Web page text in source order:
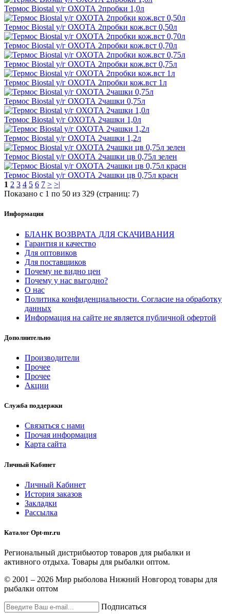
Термос Biostal у/г ОХОТА 2пробки 1,0л
Термос Biostal у/г ОХОТА 2пробки кож.вст 0,50л
Термос Biostal у/г ОХОТА 2пробки кож.вст 0,70л
Термос Biostal у/г ОХОТА 2пробки кож.вст 0,75л
Термос Biostal у/г ОХОТА 2пробки кож.вст 1л
Термос Biostal у/г ОХОТА 2чашки 0,75л
Термос Biostal у/г ОХОТА 2чашки 1,0л
Термос Biostal у/г ОХОТА 2чашки 1,2л
Термос Biostal у/г ОХОТА 2чашки цв 0,75л зелен
Термос Biostal у/г ОХОТА 2чашки цв 0,75л красн
1 2 3 4 5 6 7 > >|
Показано с 1 по 50 из 329 (страниц: 7)
Информация
БЛАНК ВОЗВРАТА ДЛЯ СКАЧИВАНИЯ
Гарантия и качество
Для оптовиков
Для поставщиков
Почему не видно цен
Почему у нас выгодно?
О нас
Политика конфиденциальности. Согласие на обработку
данных
Информация на сайте не является публичной офертой
Дополнительно
Производители
Прочее
Прочее
Акции
Служба поддержки
Связаться с нами
Прочая информация
Карта сайта
Личный Кабинет
Личный Кабинет
История заказов
Закладки
Рассылка
Каталог Opt-mr.ru
Региональный дистрибьютор товаров для рыбалки и
активного отдыха. Товары для рыбалки оптом.
© 2001 – 2026 Мир рыболова Нижний Новгород товары для
рыбалки оптом
Подписаться